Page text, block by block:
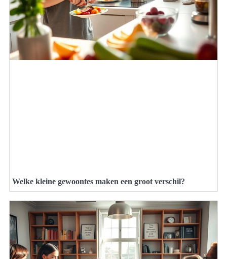
Welke kleine gewoontes maken een groot verschil?